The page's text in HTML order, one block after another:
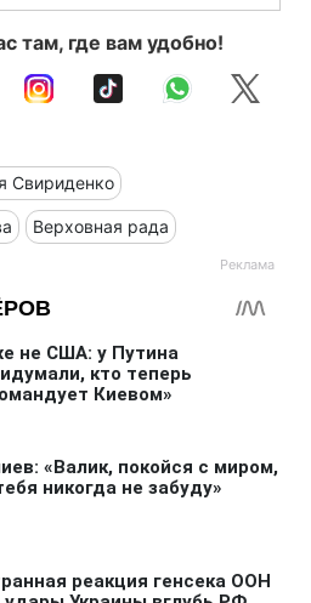
там, где вам удобно!
Свириденко
Верховная рада